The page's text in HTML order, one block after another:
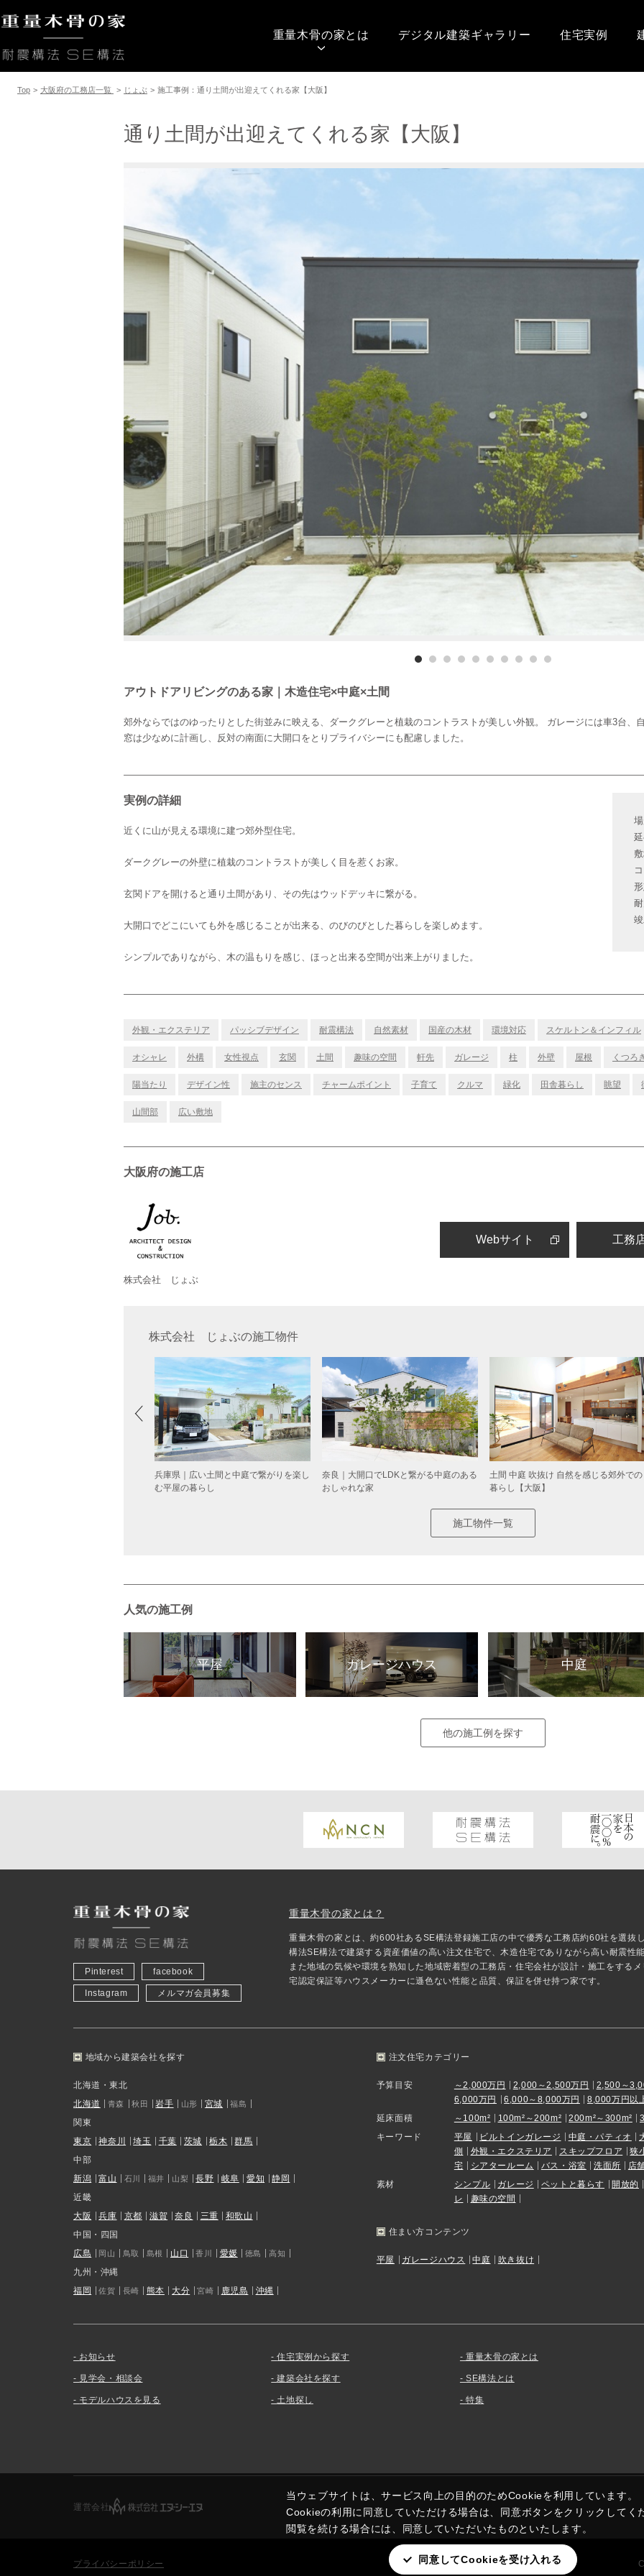
当ウェブサイトは、サービス向上の目的のためCookieを利用しています。
Cookieの利用に同意していただける場合は、同意ボタンをクリックしてく
閲覧を続ける場合には、同意していただいたものといたします。
同意してCookieを受け入れる
重量木骨の家とは デジタル建築ギャラリー 住宅実例
Top > 大阪府の工務店一覧 > じょぶ > 施工事例：通り土間が出迎えてくれる家【大阪】
通り土間が出迎えてくれる家【大阪】
アウトドアリビングのある家｜木造住宅×中庭×土間
郊外ならではのゆったりとした街並みに映える、ダークグレーと植栽のコントラストが美しい外観。 ガレージには車3台、
窓は少なめに計画し、反対の南面に大開口をとりプライバシーにも配慮しました。
実例の詳細
近くに山が見える環境に建つ郊外型住宅。
ダークグレーの外壁に植栽のコントラストが美しく目を惹くお家。
玄関ドアを開けると通り土間があり、その先はウッドデッキに繋がる。
大開口でどこにいても外を感じることが出来る、のびのびとした暮らしを楽しめます。
シンプルでありながら、木の温もりを感じ、ほっと出来る空間が出来上がりました。
外観・エクステリア パッシブデザイン 耐震構法 自然素材 国産の木材 環境対応 スケルトン＆インフィル
オシャレ 外構 女性視点 玄関 土間 趣味の空間 軒先 ガレージ 柱 外壁 屋根 くつろ
陽当たり デザイン性 施主のセンス チャームポイント 子育て クルマ 緑化 田舎暮らし 眺望
山間部 広い敷地
大阪府の施工店
株式会社 じょぶ
Webサイト 工務
株式会社 じょぶの施工物件
兵庫県｜広い土間と中庭で繋がりを楽し
む平屋の暮らし
奈良｜大開口でLDKと繋がる中庭のある
おしゃれな家
土間 中庭 吹抜け 自然を感じる郊外での
暮らし【大阪】
施工物件一覧
人気の施工例
平屋 ガレージハウス 中庭
他の施工例を探す
Pinterest facebook
Instagram メルマガ会員募集
重量木骨の家とは？
重量木骨の家とは、約600社あるSE構法登録施工店の中で優秀な工務店約60社を選抜
構法SE構法で建築する資産価値の高い注文住宅で、木造住宅でありながら高い耐震性
また地域の気候や環境を熟知した地域密着型の工務店・住宅会社が設計・施工をする
宅認定保証等ハウスメーカーに遜色ない性能と品質、保証を併せ持つ家です。
地域から建築会社を探す
北海道・東北
北海道
青森 秋田 岩手 山形 宮城 福島
関東
東京
神奈川 埼玉 千葉 茨城 栃木
群馬
中部
新潟
富山 石川 福井 山梨 長野 岐阜 愛知
静岡
近畿
大阪
兵庫 京都 滋賀 奈良 三重
和歌山
中国・四国
広島
岡山 鳥取 島根 山口 香川 愛媛 徳島 高知
九州・沖縄
福岡
佐賀 長崎 熊本 大分 宮崎 鹿児島 沖縄
注文住宅カテゴリー
予算目安 ～2,000万円 2,000～2,500万円
2,500～
6,000万円
6,000～8,000万円
8,000万円以
延床面積
～100m² 100m²～200m² 200m²～300m²
キーワード
平屋 ビルトインガレージ 中庭・パティオ
側
外観・エクステリア スキップフロア
狭
宅
シアタールーム バス・浴室 洗面所
店
素材
シンプル ガレージ ペットと暮らす
開放的
レ
趣味の空間
住まい方コンテンツ
平屋 ガレージハウス 中庭 吹き抜け
お知らせ
見学会・相談会
モデルハウスを見る
住宅実例から探す
建築会社を探す
土地探し
重量木骨の家とは
SE構法とは
特集
運営会社
プライバシーポリシー